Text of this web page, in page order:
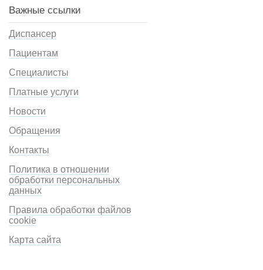
Важные ссылки
Диспансер
Пациентам
Специалисты
Платные услуги
Новости
Обращения
Контакты
Политика в отношении
обработки персональных
данных
Правила обработки файлов
cookie
Карта сайта